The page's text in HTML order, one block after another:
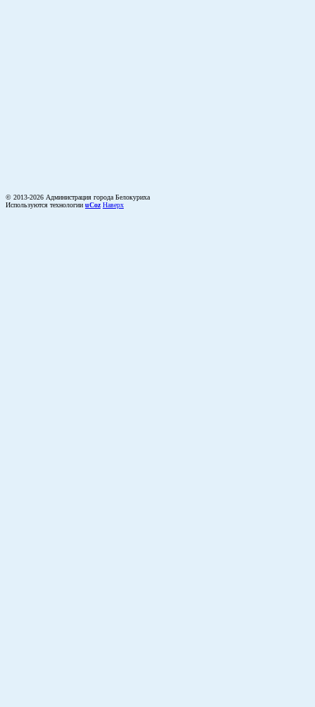
© 2013-2026 Администрация города Белокуриха
Используются технологии uCoz Наверх